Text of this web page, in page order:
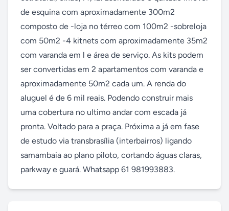
de esquina com aproximadamente 300m2
composto de -loja no térreo com 100m2 -sobreloja
com 50m2 -4 kitnets com aproximadamente 35m2
com varanda em l e área de serviço. As kits podem
ser convertidas em 2 apartamentos com varanda e
aproximadamente 50m2 cada um. A renda do
aluguel é de 6 mil reais. Podendo construir mais
uma cobertura no ultimo andar com escada já
pronta. Voltado para a praça. Próxima a já em fase
de estudo via transbrasília (interbairros) ligando
samambaia ao plano piloto, cortando águas claras,
parkway e guará. Whatsapp 61 981993883.